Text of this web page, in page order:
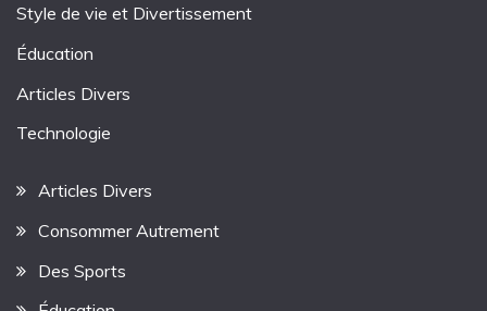
Style de vie et Divertissement
Éducation
Articles Divers
Technologie
Articles Divers
Consommer Autrement
Des Sports